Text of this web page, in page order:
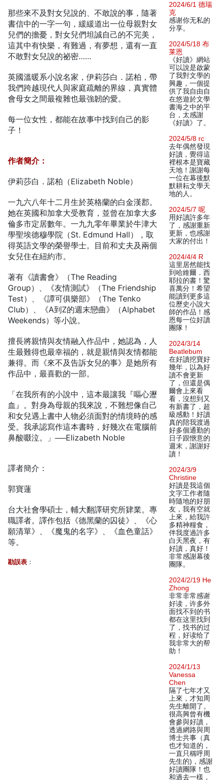
那些來不及對女兒說的、不敢說的事，隨著
書信中的一字一句，緩緩道出一位母親對女
兒們的擔憂，對女兒們坦誠自己的不完美，
這其中有快樂，有難過，有夢想，還有一直
不敢對女兒說的祕密……
英國溫暖系小說名家，伊莉莎白．諾柏，帶
我們跨越現代人與家庭疏離的界線，真實體
會母女之間最複雜也最強韌的愛。
每一位女性，都能在故事中找到自己的影
子！
作者簡介：
伊莉莎白．諾柏（Elizabeth Noble）
一九六八年十二月生於英格蘭的白金漢郡。
她在英國和加拿大受教育，並曾在加拿大多
倫多市定居數年。一九九零年畢業於牛津大
學聖埃德穆學院（St. Edmund Hall），取
得英語文學的榮譽學士。目前和丈夫及兩個
女兒住在紐約市。
著有《讀書會》（The Reading
Group）、《友情測試》（The Friendship
Test）、《譚可俱樂部》（The Tenko
Club）、《A到Z的週末戀曲》（Alphabet
Weekends）等小說。
擅長將親情與友情融入作品中，她認為，人
生最難得也最幸福的，就是親情與友情都能
兼得。而《來不及告訴女兒的事》是她所有
作品中，最喜歡的一部。
「在我所有的小說中，這本最讓我『嘔心瀝
血』。對身為母親的我來說，不難想像自己
和女兒遇上書中人物必須面對的情境時的感
受。我承認寫作這本書時，好幾次在電腦前
鼻酸啜泣。」──Elizabeth Noble
譯者簡介：
郭寶蓮
台大社會學碩士，輔大翻譯研究所肄業。專
職譯者。譯作包括《德黑蘭的囚徒》、《心
願清單》、《魔鬼的名字》、《血色童話》
等。
勘誤表 ：
2024/6/1 德瑞
克
感谢你无私的
分享。
2024/5/18 布
莱恩
《好讀》網站
可以說是啟蒙
了我對文學的
興趣，一個提
供了我自由自
在悠遊於文學
書海之中的平
台，太感謝
《好讀》了。
2024/5/8 rc
去年偶然發現
好讀，覺得這
裡根本是寶藏
天地！謝謝每
一位在幕後默
默耕耘文學天
地的人。
2024/5/7 呢
用好讀許多年
了，感謝重新
更新，也感謝
大家的付出！
2024/4/4 R
這里居然能找
到哈維爾．西
耶拉的書！驚
喜萬分！希望
能讀到更多這
位歷史小說大
師的作品！感
恩每一位好讀
團隊！
2024/3/14
Beatlebum
在好讀挖寶好
幾年，以為好
讀不會更新
了，但還是偶
爾會上來看
看，沒想到又
有新書了，超
級感動！好讀
真的陪我渡過
好多個通勤的
日子跟愜意的
週末，謝謝好
讀！
2024/3/9
Christine
好讀是我這個
文字工作者隨
時隨地的好朋
友，我有空就
上來，給我許
多精神糧食，
伴我度過許多
白天黑夜，有
好讀，真好！
非常感謝幕後
團隊。
2024/2/19 He
Zhong
非常非常感谢
好读，许多外
面找不到的书
都在这里找到
了，找书的过
程，好读给了
我非常大的帮
助！
2024/1/13
Vanessa
Chen
隔了七年才又
上來，才知周
先生離開了。
很高興曾有機
會參與好讀，
透過網路與周
博士共事（真
也才知道的，
一直只稱呼周
先生的)，感謝
好讀團隊！也
和過去一樣，